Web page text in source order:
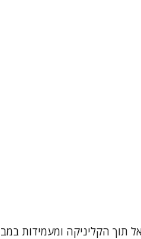
תוך הקליניקה ומעמידות